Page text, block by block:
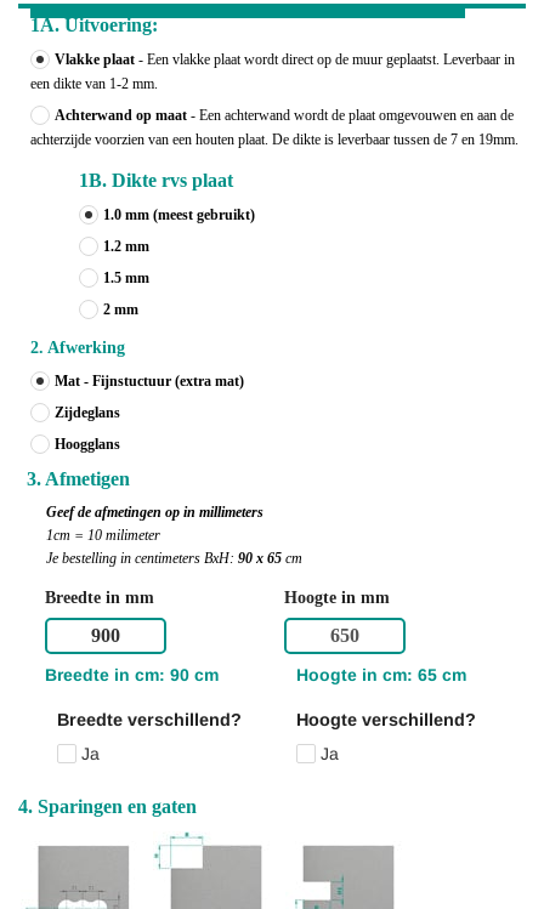
1A. Uitvoering:
Vlakke plaat - Een vlakke plaat wordt direct op de muur geplaatst. Leverbaar in
een dikte van 1-2 mm.
Achterwand op maat - Een achterwand wordt de plaat omgevouwen en aan de
achterzijde voorzien van een houten plaat. De dikte is leverbaar tussen de 7 en 19mm.
1B. Dikte rvs plaat
1.0 mm (meest gebruikt)
1.2 mm
1.5 mm
2 mm
2. Afwerking
Mat - Fijnstuctuur (extra mat)
Zijdeglans
Hoogglans
3. Afmetigen
Geef de afmetingen op in millimeters
1cm = 10 milimeter
Je bestelling in centimeters BxH: 90 x 65 cm
Breedte in mm
Breedte in cm: 90 cm
Breedte verschillend?
Ja
Hoogte in mm
Hoogte in cm: 65 cm
Hoogte verschillend?
Ja
4. Sparingen en gaten